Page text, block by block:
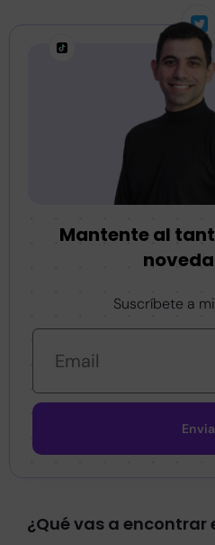
Mantente al
Suscríbete a
¿Qué vas a encontrar